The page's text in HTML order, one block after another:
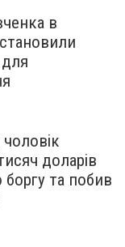
в
доларів
боргу та побив